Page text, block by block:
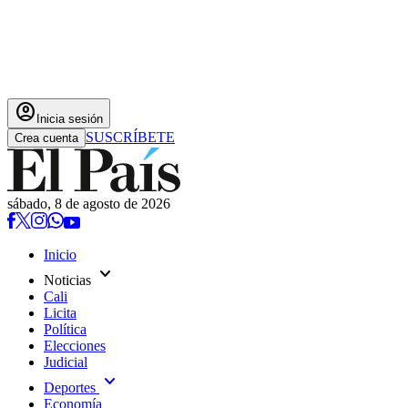
account_circle Inicia sesión
Crea cuenta SUSCRÍBETE
sábado, 8 de agosto de 2026
Inicio
Noticias expand_more
Cali
Licita
Política
Elecciones
Judicial
Deportes expand_more
Economía